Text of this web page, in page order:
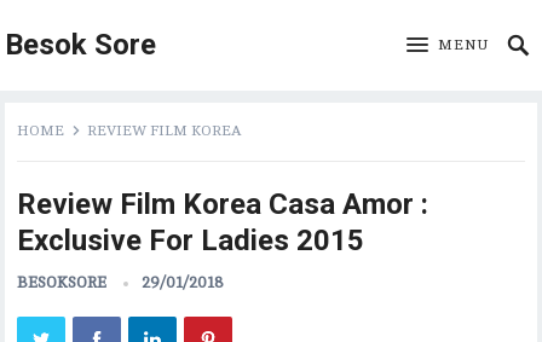
Besok Sore MENU
HOME REVIEW FILM KOREA
Review Film Korea Casa Amor :
Exclusive For Ladies 2015
BESOKSORE 29/01/2018